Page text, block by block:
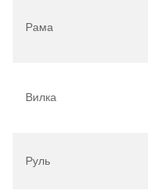
Рама
Вилка
Руль